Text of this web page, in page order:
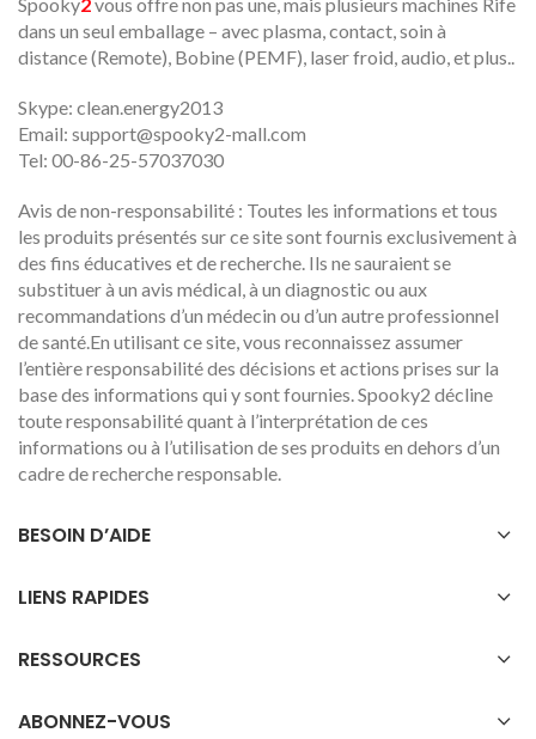
dans un seul emballage – avec plasma, contact, soin à
distance (Remote), Bobine (PEMF), laser froid, audio, et plus..
Skype: clean.energy2013
Email: support@spooky2-mall.com
Tel: 00-86-25-57037030
Avis de non-responsabilité : Toutes les informations et tous
les produits présentés sur ce site sont fournis exclusivement à
des fins éducatives et de recherche. Ils ne sauraient se
substituer à un avis médical, à un diagnostic ou aux
recommandations d’un médecin ou d’un autre professionnel
de santé.En utilisant ce site, vous reconnaissez assumer
l’entière responsabilité des décisions et actions prises sur la
base des informations qui y sont fournies. Spooky2 décline
toute responsabilité quant à l’interprétation de ces
informations ou à l’utilisation de ses produits en dehors d’un
cadre de recherche responsable.
BESOIN D’AIDE
LIENS RAPIDES
RESSOURCES
ABONNEZ-VOUS